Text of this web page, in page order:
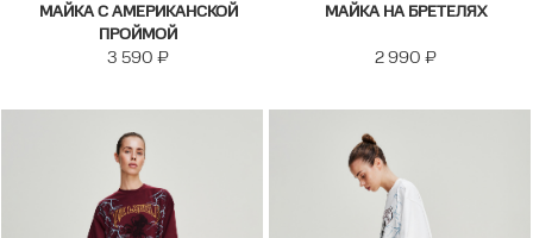
МАЙКА С АМЕРИКАНСКОЙ
ПРОЙМОЙ
3 590 ₽
МАЙКА НА БРЕТЕЛЯХ
2 990 ₽